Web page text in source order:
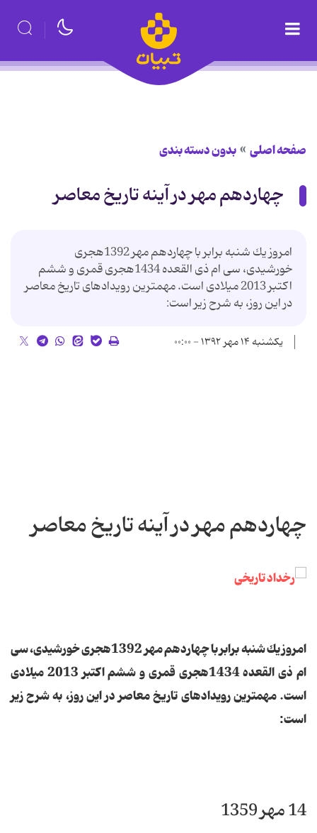
صفحه اصلی بدون دسته بندی
چهاردهم مهر در آینه تاریخ معاصر
امروز یك شنبه برابر با چهاردهم مهر 1392هجری
خورشیدی، سی ام ذی القعده 1434هجری قمری و ششم
اكتبر 2013 میلادی است. مهمترین رویدادهای تاریخ معاصر
در این روز، به شرح زیر است:
یکشنبه ۱۴ مهر ۱۳۹۲ - ۰۰:۰۰
چهاردهم مهر در آینه تاریخ معاصر
امروز یك شنبه برابر با چهاردهم مهر 1392هجری خورشیدی، سی
ام ذی القعده 1434هجری قمری و ششم اكتبر 2013 میلادی
است. مهمترین رویدادهای تاریخ معاصر در این روز، به شرح زیر
است:
14 مهر 1359